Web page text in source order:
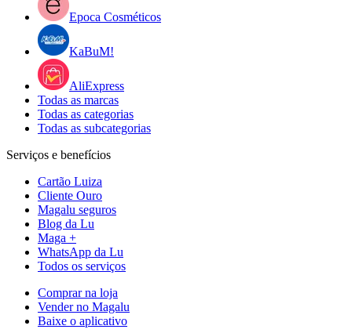
Epoca Cosméticos
KaBuM!
AliExpress
Todas as marcas
Todas as categorias
Todas as subcategorias
Serviços e benefícios
Cartão Luiza
Cliente Ouro
Magalu seguros
Blog da Lu
Maga +
WhatsApp da Lu
Todos os serviços
Comprar na loja
Vender no Magalu
Baixe o aplicativo